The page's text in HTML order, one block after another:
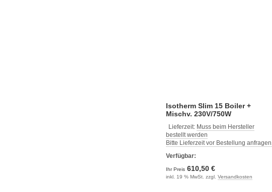
Isotherm Slim 15 Boiler +
Mischv. 230V/750W
Lieferzeit: Muss beim Hersteller
bestellt werden
Bitte Lieferzeit vor Bestellung anfragen.
Verfügbar:
Ihr Preis 610,50 €
inkl. 19 % MwSt. zzgl. Versandkosten